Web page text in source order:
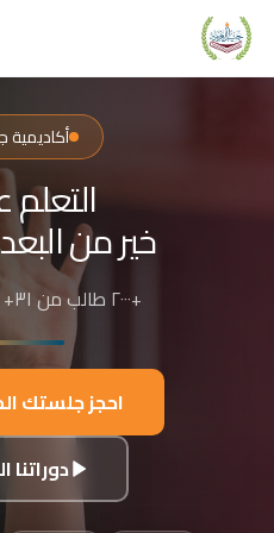
أكاديمية جيل العربية – Jeel Alarabiya Academy
أكاديمية جيل العربية هي منصة تعليمية عبر الإنترنت تأسست عام 2023، متخصصة في تعليم اللغة العربية وتجويد
ما الذي تقدمه الأكاديمية؟
تعليم اللغة العربية للناطقين بها
تجويد وحفظ القرآن الكريم مع
الدراسات الإسلامية والتربية الدينية
اللغة الإنجليزية والفرنسية
البرمجة وعلم الفلك والفنون
تفاصيل الدراسة
الفئات العمرية المستهدفة: من 4 سنوات حتى البالغين
شكل التعليم: مجموعات صغيرة 3-5 طلاب، أو حصص فردية
اللغات المستخدمة في التدريس:
الشريحة 2 من 4: التعلم عن بُعد خير من البعد عن التعليم
أكاديمية
خير من
+٢٠٠٠ طالب من ٣١+ دولة حول العالم
احجز جلستك
دوراتنا